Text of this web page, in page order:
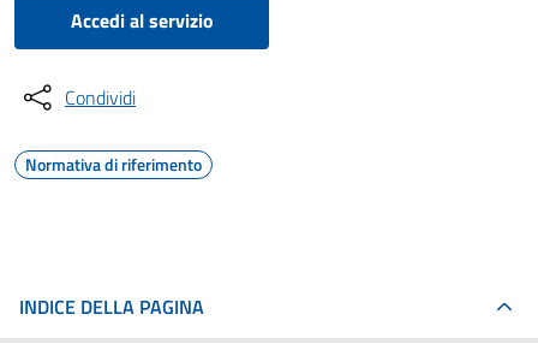
Accedi al servizio
Condividi
Normativa di riferimento
INDICE DELLA PAGINA